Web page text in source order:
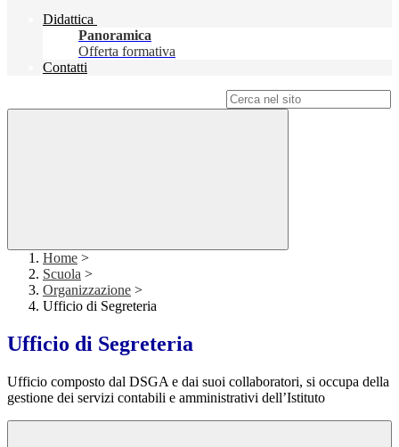
Didattica
Panoramica
Offerta formativa
Contatti
Home >
Scuola >
Organizzazione >
Ufficio di Segreteria
Ufficio di Segreteria
Ufficio composto dal DSGA e dai suoi collaboratori, si occupa della
gestione dei servizi contabili e amministrativi dell’Istituto